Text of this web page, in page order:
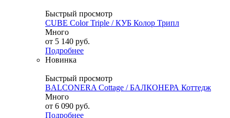
Быстрый просмотр
CUBE Color Triple / КУБ Колор Трипл
Много
от 5 140 руб.
Подробнее
Новинка
Быстрый просмотр
BALCONERA Cottage / БАЛКОНЕРА Коттедж
Много
от 6 090 руб.
Подробнее